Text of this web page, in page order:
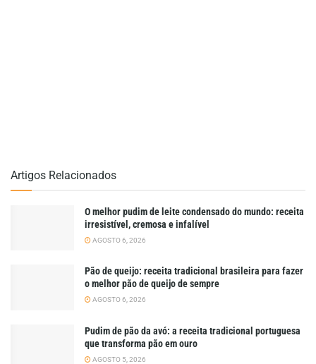
Artigos Relacionados
O melhor pudim de leite condensado do mundo: receita
irresistível, cremosa e infalível
AGOSTO 6, 2026
Pão de queijo: receita tradicional brasileira para fazer
o melhor pão de queijo de sempre
AGOSTO 6, 2026
Pudim de pão da avó: a receita tradicional portuguesa
que transforma pão em ouro
AGOSTO 5, 2026